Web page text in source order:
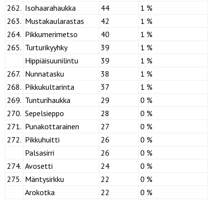
262. Isohaarahaukka 44
1 %
263. Mustakaularastas 42
1 %
264. Pikkumerimetso 40
1 %
265. Turturikyyhky 39
1 %
Hippiäisuunilintu
39
1 %
267. Nunnatasku 38
1 %
268. Pikkukultarinta 37
1 %
269. Tunturihaukka 29
0 %
270. Sepelsieppo 28
0 %
271. Punakottarainen 27
0 %
272. Pikkuhuitti 26
0 %
Palsasirri
26
0 %
274. Avosetti 24
0 %
275. Mäntysirkku 22
0 %
Arokotka
22
0 %